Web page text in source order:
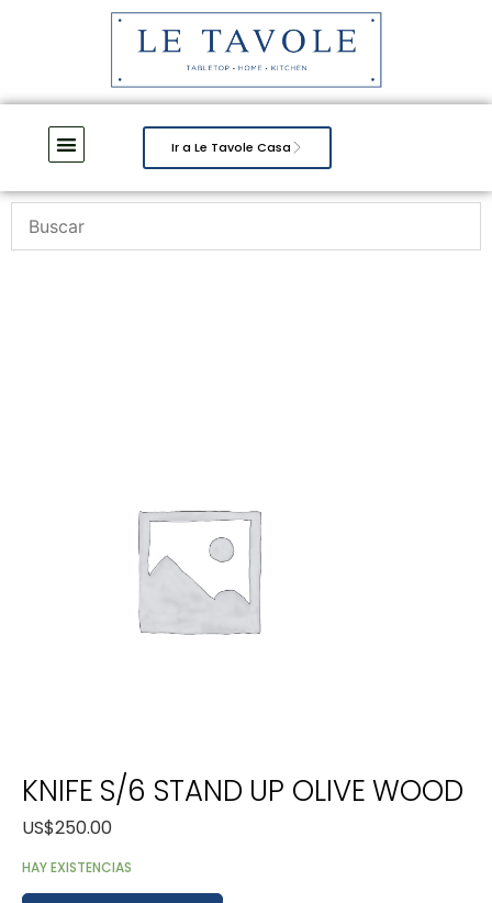
Ir a Le Tavole Casa
KNIFE S/6 STAND UP OLIVE WOOD
US$250.00
HAY EXISTENCIAS